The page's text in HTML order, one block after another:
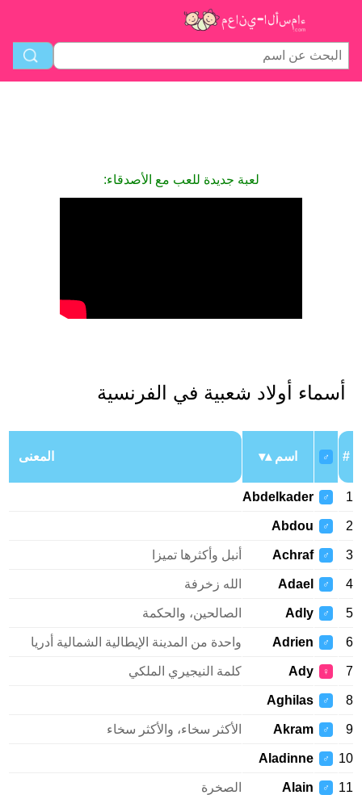
لعبة جديدة للعب مع الأصدقاء:
أسماء أولاد شعبية في الفرنسية
#
♂ اسم المعنى
1
♂
Abdelkader
2
♂
Abdou
3
♂
Achraf أنبل وأكثرها تميزا
4
♂
Adael الله زخرفة
5
♂
Adly الصالحين، والحكمة
6
♂
Adrien واحدة من المدينة الإيطالية الشمالية أدريا
7
♀
Ady كلمة النيجيري الملكي
8
♂
Aghilas
9
♂
Akram الأكثر سخاء، والأكثر سخاء
10
♂
Aladinne
11
♂
Alain الصخرة